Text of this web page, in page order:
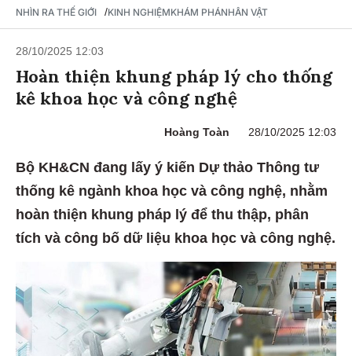
NHÌN RA THẾ GIỚI /KINH NGHIỆMKHÁM PHÁNHÂN VẬT
28/10/2025 12:03
Hoàn thiện khung pháp lý cho thống
kê khoa học và công nghệ
Hoàng Toàn 28/10/2025 12:03
Bộ KH&CN đang lấy ý kiến Dự thảo Thông tư
thống kê ngành khoa học và công nghệ, nhằm
hoàn thiện khung pháp lý để thu thập, phân
tích và công bố dữ liệu khoa học và công nghệ.